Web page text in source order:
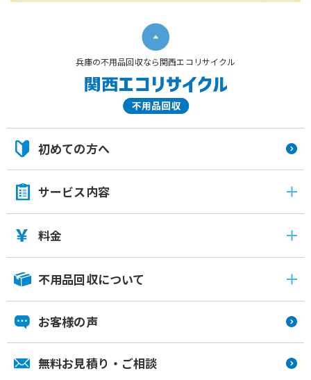
兵庫の不用品回収なら関西エコリサイクル
初めての方へ
サービス内容
料金
不用品回収について
お客様の声
無料お見積り・ご相談